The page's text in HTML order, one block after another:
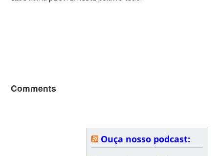
Comments
Ouça nosso podcast: